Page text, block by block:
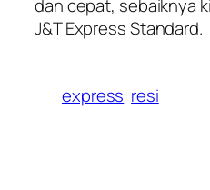
dan cepat, sebaiknya
J&T Express Standard.
express resi